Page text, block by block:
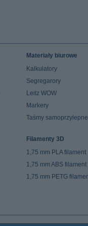
Materiały biurowe
Kalkulatory
Segregarory
Leitz WOW
Markery
Taśmy samoprzylepne
Filamenty 3D
1,75 mm PLA filament
1,75 mm ABS filament
1,75 mm PETG